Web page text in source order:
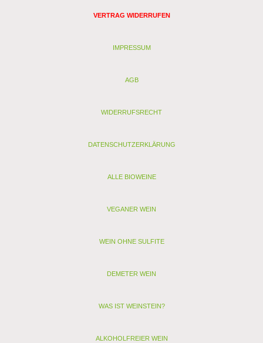
VERTRAG WIDERRUFEN
IMPRESSUM
AGB
WIDERRUFSRECHT
DATENSCHUTZERKLÄRUNG
ALLE BIOWEINE
VEGANER WEIN
WEIN OHNE SULFITE
DEMETER WEIN
WAS IST WEINSTEIN?
ALKOHOLFREIER WEIN